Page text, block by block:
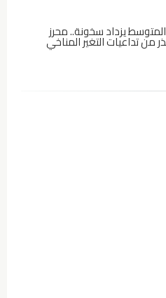
المتوسط يزداد سخونة.. محرز
من تداعيات التغير المناخي